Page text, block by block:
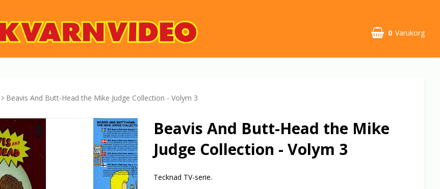
0 Varukorg
Beavis And Butt-Head the Mike Judge Collection - Volym 3
Beavis And Butt-Head the Mike
Judge Collection - Volym 3
Tecknad TV-serie.